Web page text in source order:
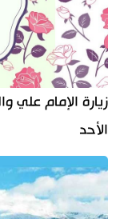
زيارة الإمام علي
الأحد